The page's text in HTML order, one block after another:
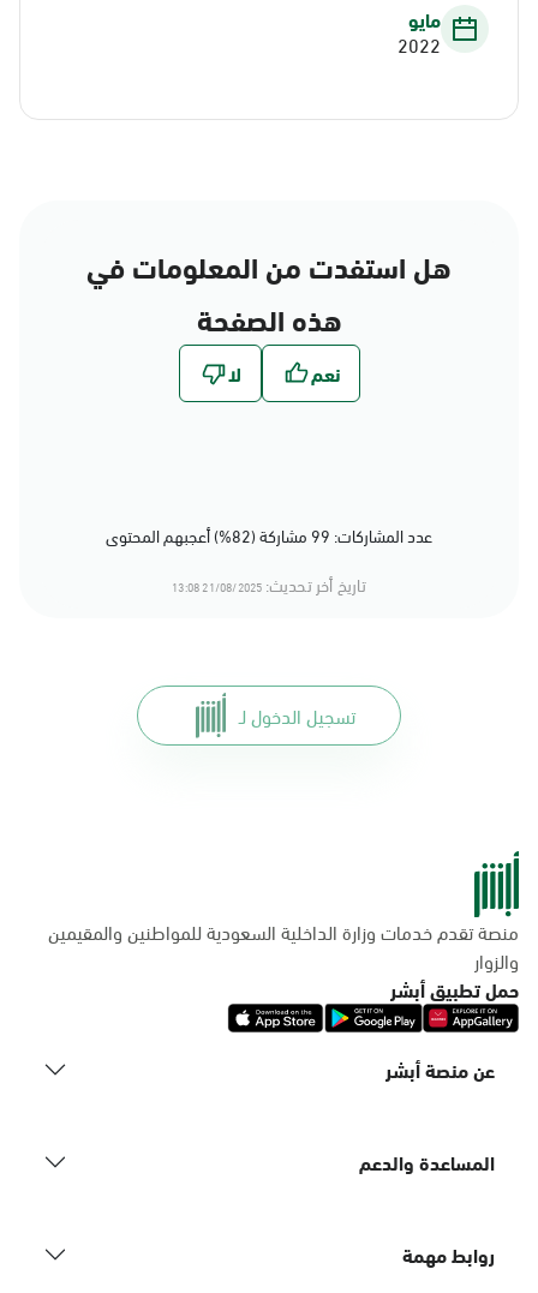
مايو
2022
هل استفدت من المعلومات في
هذه الصفحة
عدد المشاركات: 99 مشاركة (82%) أعجبهم المحتوى
تاريخ أخر تحديث: 21/08/2025 13:08
تسجيل الدخول لـ
منصة تقدم خدمات وزارة الداخلية السعودية للمواطنين والمقيمين
والزوار
حمل تطبيق أبشر
عن منصة أبشر
المساعدة والدعم
روابط مهمة